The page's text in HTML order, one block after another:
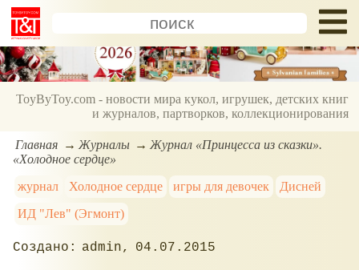
ToyByToy.com - новости мира кукол, игрушек, детских книг
и журналов, партворков, коллекционирования
Главная Журналы
Журнал «Принцесса из сказки».
«Холодное сердце»
журнал
Холодное сердце игры для девочек
Дисней
ИД "Лев" (Эгмонт)
admin 04.07.2015